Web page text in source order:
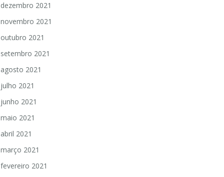
dezembro 2021
novembro 2021
outubro 2021
setembro 2021
agosto 2021
julho 2021
junho 2021
maio 2021
abril 2021
março 2021
fevereiro 2021